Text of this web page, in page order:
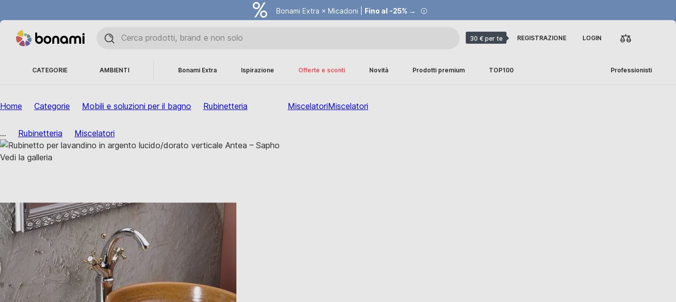
Bonami Extra × Micadoni | Fino al -25% →
30 € per te REGISTRAZIONE LOGIN
CATEGORIE AMBIENTI Bonami Extra Ispirazione Offerte e sconti Novità Prodotti premium TOP100 Professionisti
Home Categorie Mobili e soluzioni per il bagno Rubinetteria MiscelatoriMiscelatori
... Rubinetteria Miscelatori
Vedi la galleria